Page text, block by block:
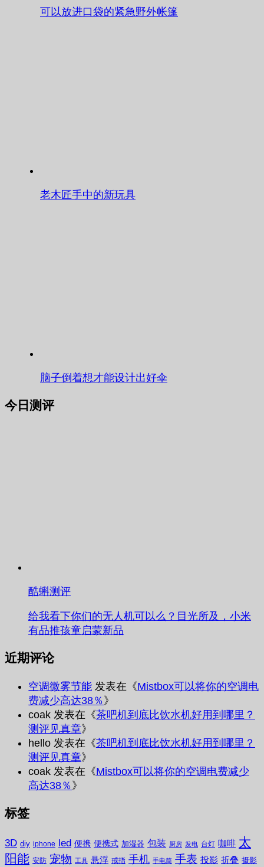
可以放进口袋的紧急野外帐篷
老木匠手中的新玩具
脑子倒着想才能设计出好伞
今日测评
酷蝌测评
给我看下你们的无人机可以么？目光所及，小米
有品推孩童启蒙新品
近期评论
空调微雾节能 发表在《Mistbox可以将你的空调电
费减少高达38％》
coak 发表在《茶吧机到底比饮水机好用到哪里？
测评见真章》
hello 发表在《茶吧机到底比饮水机好用到哪里？
测评见真章》
coak 发表在《Mistbox可以将你的空调电费减少
高达38％》
标签
3D diy iphone led 便携 便携式 加湿器 包装 厨房 发电 台灯 咖啡 太
阳能 安防 宠物 工具 悬浮 戒指 手机 手电筒 手表 投影 折叠 摄影